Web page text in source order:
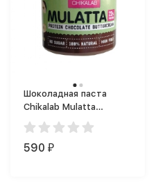
Шоколадная паста
Chikalab Mulatta
Hazelnut (250 г)
590 ₽